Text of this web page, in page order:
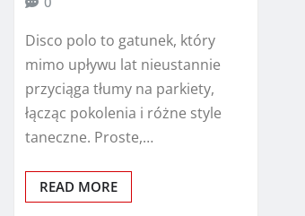
Disco polo to gatunek, który
mimo upływu lat nieustannie
przyciąga tłumy na parkiety,
łącząc pokolenia i różne style
taneczne. Proste,…
READ MORE